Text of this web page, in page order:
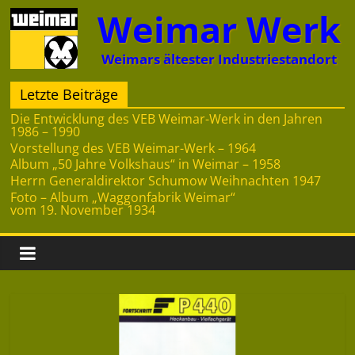
Zum
Inhalt
springen
Weimar Werk
Weimars ältester Industriestandort
Letzte Beiträge
Die Entwicklung des VEB Weimar-Werk in den Jahren
1986 – 1990
Vorstellung des VEB Weimar-Werk – 1964
Album „50 Jahre Volkshaus“ in Weimar – 1958
Herrn Generaldirektor Schumow Weihnachten 1947
Foto – Album „Waggonfabrik Weimar“
vom 19. November 1934